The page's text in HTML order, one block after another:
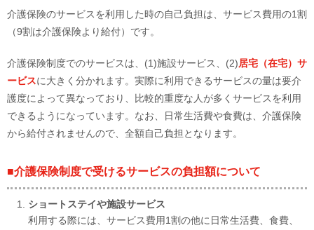
介護保険のサービスを利用した時の自己負担は、サービス費用の1割
（9割は介護保険より給付）です。
介護保険制度でのサービスは、(1)施設サービス、(2)居宅（在宅）サ
ービスに大きく分かれます。実際に利用できるサービスの量は要介
護度によって異なっており、比較的重度な人が多くサービスを利用
できるようになっています。なお、日常生活費や食費は、介護保険
から給付されませんので、全額自己負担となります。
■介護保険制度で受けるサービスの負担額について
ショートステイや施設サービス
利用する際には、サービス費用1割の他に日常生活費、食費、